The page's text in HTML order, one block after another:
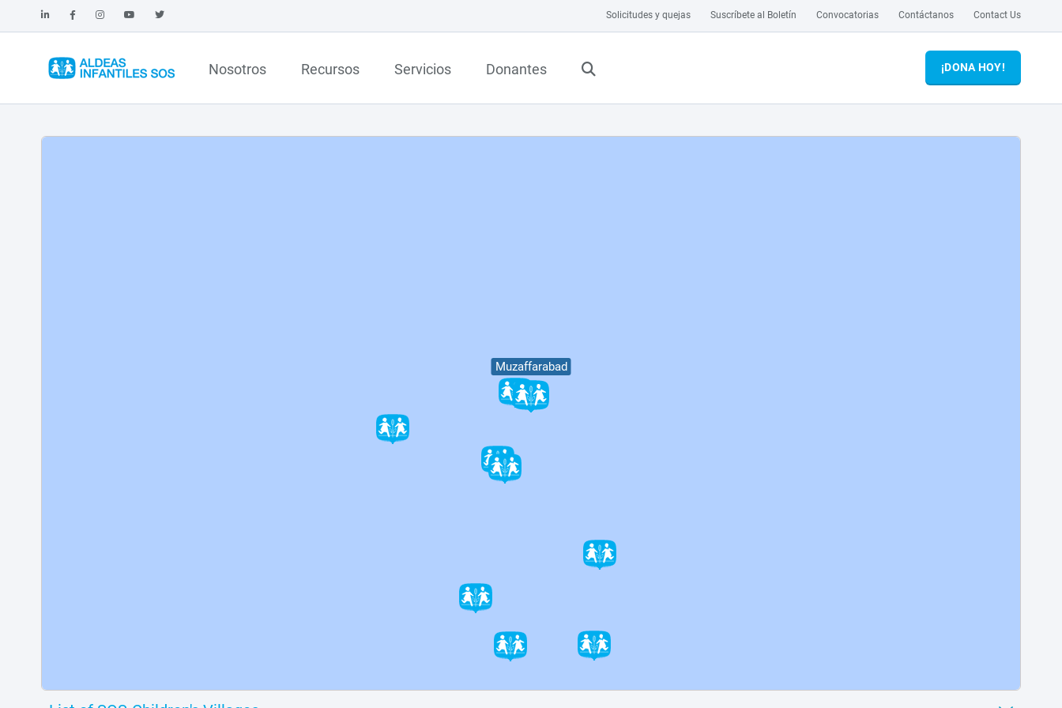
Solicitudes y quejas Suscríbete al Boletín Convocatorias Contáctanos Contact Us
Nosotros Recursos Servicios Donantes ¡DONA HOY!
Muzaffarabad